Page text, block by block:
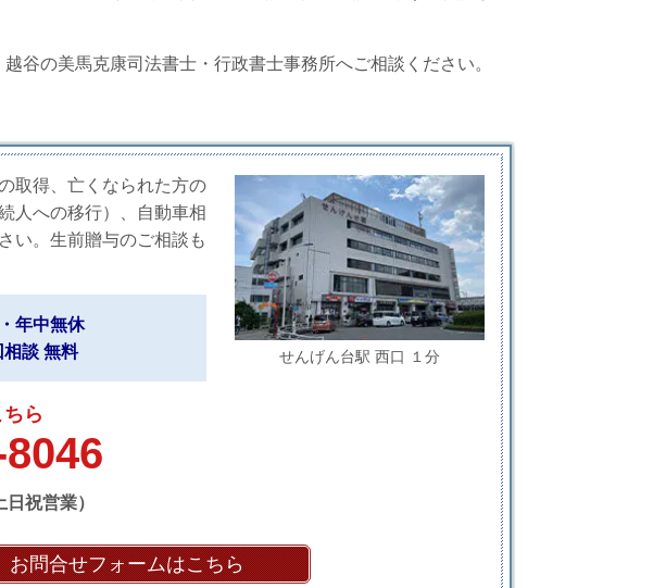
谷の美馬克康司法書士・行政書士事務所へご相談ください。
せんげん台駅 西口 １分
取得、亡くなられた方の
人への移行）、自動車相
い。生前贈与のご相談も
年中無休
談 無料
ら
祝営業）
お問合せフォームはこちら